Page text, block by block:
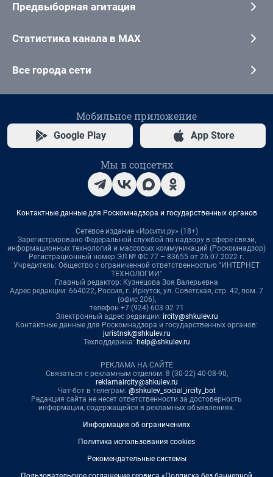
Предвыборная агитация
Статистика канала в MAX
Все города сети
Мобильное приложение
Google Play App Store
Мы в соцсетях
Контактные данные для Роскомнадзора и государственных органов
Сетевое издание «Ирсити.ру» (18+)
Зарегистрировано Федеральной службой по надзору в сфере связи,
информационных технологий и массовых коммуникаций (Роскомнадзор)
Регистрационный номер ЭЛ № ФС 77 – 83655 от 26.07.2022 г.
Учредитель: Общество с ограниченной ответственностью "ИНТЕРНЕТ
ТЕХНОЛОГИИ"
Главный редактор: Кузнецова Зоя Валерьевна
Адрес редакции: 664022, Россия, г. Иркутск, ул. Советская, стр. 42, пом. 7
(офис 206),
телефон +7 (924) 603 02 71
Электронный адрес редакции: ircity@shkulev.ru
Контактные данные для Роскомнадзора и государственных органов:
juristnsk@shkulev.ru
Техподдержка: help@shkulev.ru
РЕКЛАМА НА САЙТЕ
Связаться с рекламным отделом: 8 (30-22) 40-08-90,
reklamaircity@shkulev.ru
Чат-бот в телеграм: @shkulev_social_ircity_bot
Редакция сайта не несет ответственности за достоверность
информации, содержащейся в рекламных объявлениях.
Информация об ограничениях
Политика использования cookies
Рекомендательные системы